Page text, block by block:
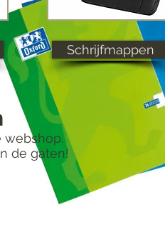
Schrijfmappen
webshop.
de gaten!